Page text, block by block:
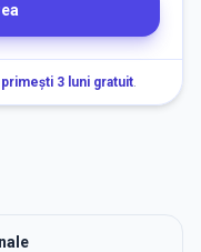
3 luni gratuit.